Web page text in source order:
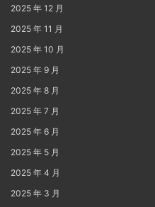
2025 年 12 月
2025 年 11 月
2025 年 10 月
2025 年 9 月
2025 年 8 月
2025 年 7 月
2025 年 6 月
2025 年 5 月
2025 年 4 月
2025 年 3 月